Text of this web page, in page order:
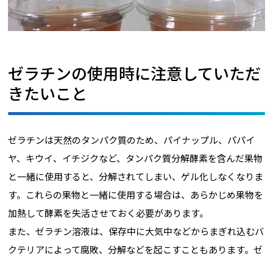
ゼラチンの使用時に注意していただ
きたいこと
ゼラチンは天然のタンパク質のため、パイナップル、パパイ
ヤ、キウイ、イチジクなど、タンパク質分解酵素を含んだ果物
と一緒に使用すると、分解されてしまい、ゲル化しなくなりま
す。これらの果物と一緒に使用する場合は、あらかじめ果物を
加熱して酵素を失活させておく必要があります。
また、ゼラチン溶液は、保存中に大気中などからまぎれ込むバ
クテリアによって腐敗、分解などを起こすこともあります。ゼ